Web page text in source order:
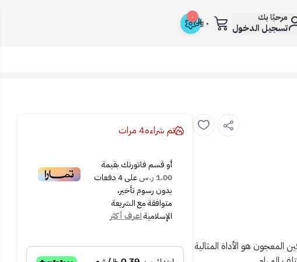
مرحبًا بك
تسجيل الدخول
٠ ٠
المعجون هو الأداة المثالية
تم شراءه4 مرات
أو قسم فاتورتك بقيمة
1.00 ر.س
على4دفعات
بدون رسوم تأخير،
متوافقة مع الشريعة
الإسلاميةاعرف أكثر